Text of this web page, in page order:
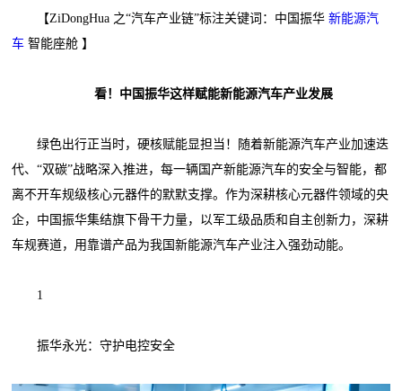
【ZiDongHua 之“汽车产业链”标注关键词：中国振华新能源汽
车 智能座舱 】
看！中国振华这样赋能新能源汽车产业发展
绿色出行正当时，硬核赋能显担当！随着新能源汽车产业加速迭
代、“双碳”战略深入推进，每一辆国产新能源汽车的安全与智能，都
离不开车规级核心元器件的默默支撑。作为深耕核心元器件领域的央
企，中国振华集结旗下骨干力量，以军工级品质和自主创新力，深耕
车规赛道，用靠谱产品为我国新能源汽车产业注入强劲动能。
1
振华永光：守护电控安全